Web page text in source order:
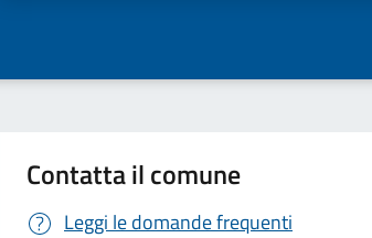
Contatta il comune
Leggi le domande frequenti